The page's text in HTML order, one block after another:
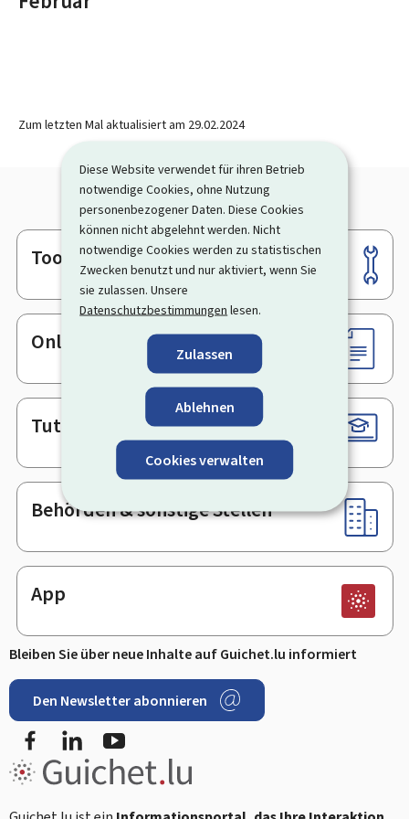
Diese Website verwendet für ihren Betrieb
notwendige Cookies, ohne Nutzung
personenbezogener Daten. Diese Cookies
können nicht abgelehnt werden. Nicht
notwendige Cookies werden zu statistischen
Zwecken benutzt und nur aktiviert, wenn Sie
sie zulassen. Unsere
Datenschutzbestimmungen lesen.
Zulassen
Ablehnen
Cookies verwalten
Zum letzten Mal aktualisiert am 29.02.2024
Footer
Tools
Online-Dienste & Formulare
Tutorials
Behörden & sonstige Stellen
App
Bleiben Sie über neue Inhalte auf Guichet.lu informiert
Den Newsletter abonnieren
FacebookLinkedIn